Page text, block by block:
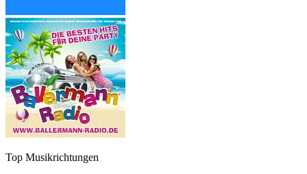
Top Musikrichtungen